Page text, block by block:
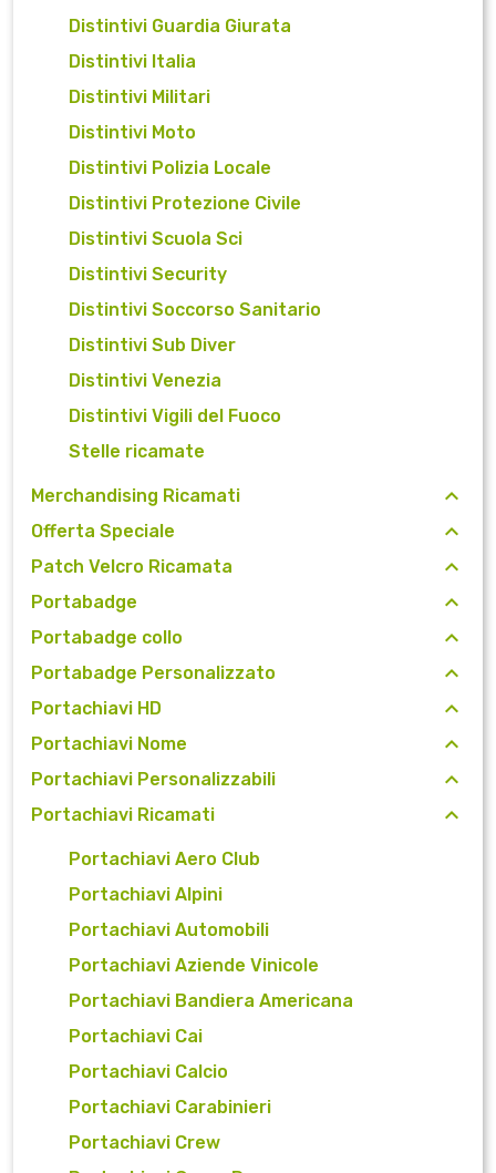
Distintivi Guardia Giurata
Distintivi Italia
Distintivi Militari
Distintivi Moto
Distintivi Polizia Locale
Distintivi Protezione Civile
Distintivi Scuola Sci
Distintivi Security
Distintivi Soccorso Sanitario
Distintivi Sub Diver
Distintivi Venezia
Distintivi Vigili del Fuoco
Stelle ricamate
Merchandising Ricamati
Offerta Speciale
Patch Velcro Ricamata
Portabadge
Portabadge collo
Portabadge Personalizzato
Portachiavi HD
Portachiavi Nome
Portachiavi Personalizzabili
Portachiavi Ricamati
Portachiavi Aero Club
Portachiavi Alpini
Portachiavi Automobili
Portachiavi Aziende Vinicole
Portachiavi Bandiera Americana
Portachiavi Cai
Portachiavi Calcio
Portachiavi Carabinieri
Portachiavi Crew